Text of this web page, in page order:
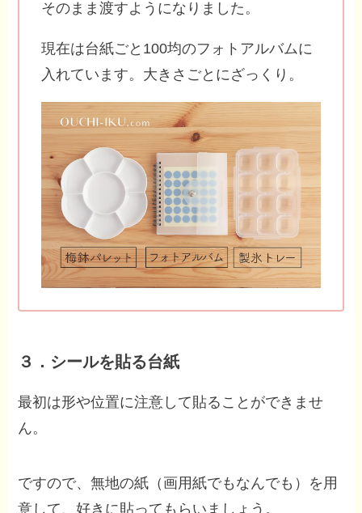
そのまま渡すようになりました。
現在は台紙ごと100均のフォトアルバムに
入れています。大きさごとにざっくり。
３．シールを貼る台紙
最初は形や位置に注意して貼ることができませ
ん。
ですので、無地の紙（画用紙でもなんでも）を用
意して、好きに貼ってもらいましょう。